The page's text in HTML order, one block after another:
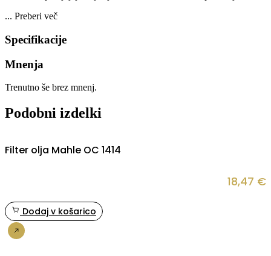
... Preberi več
Specifikacije
Mnenja
Trenutno še brez mnenj.
Podobni izdelki
Filter olja Mahle OC 1414
18,47 €
Dodaj v košarico